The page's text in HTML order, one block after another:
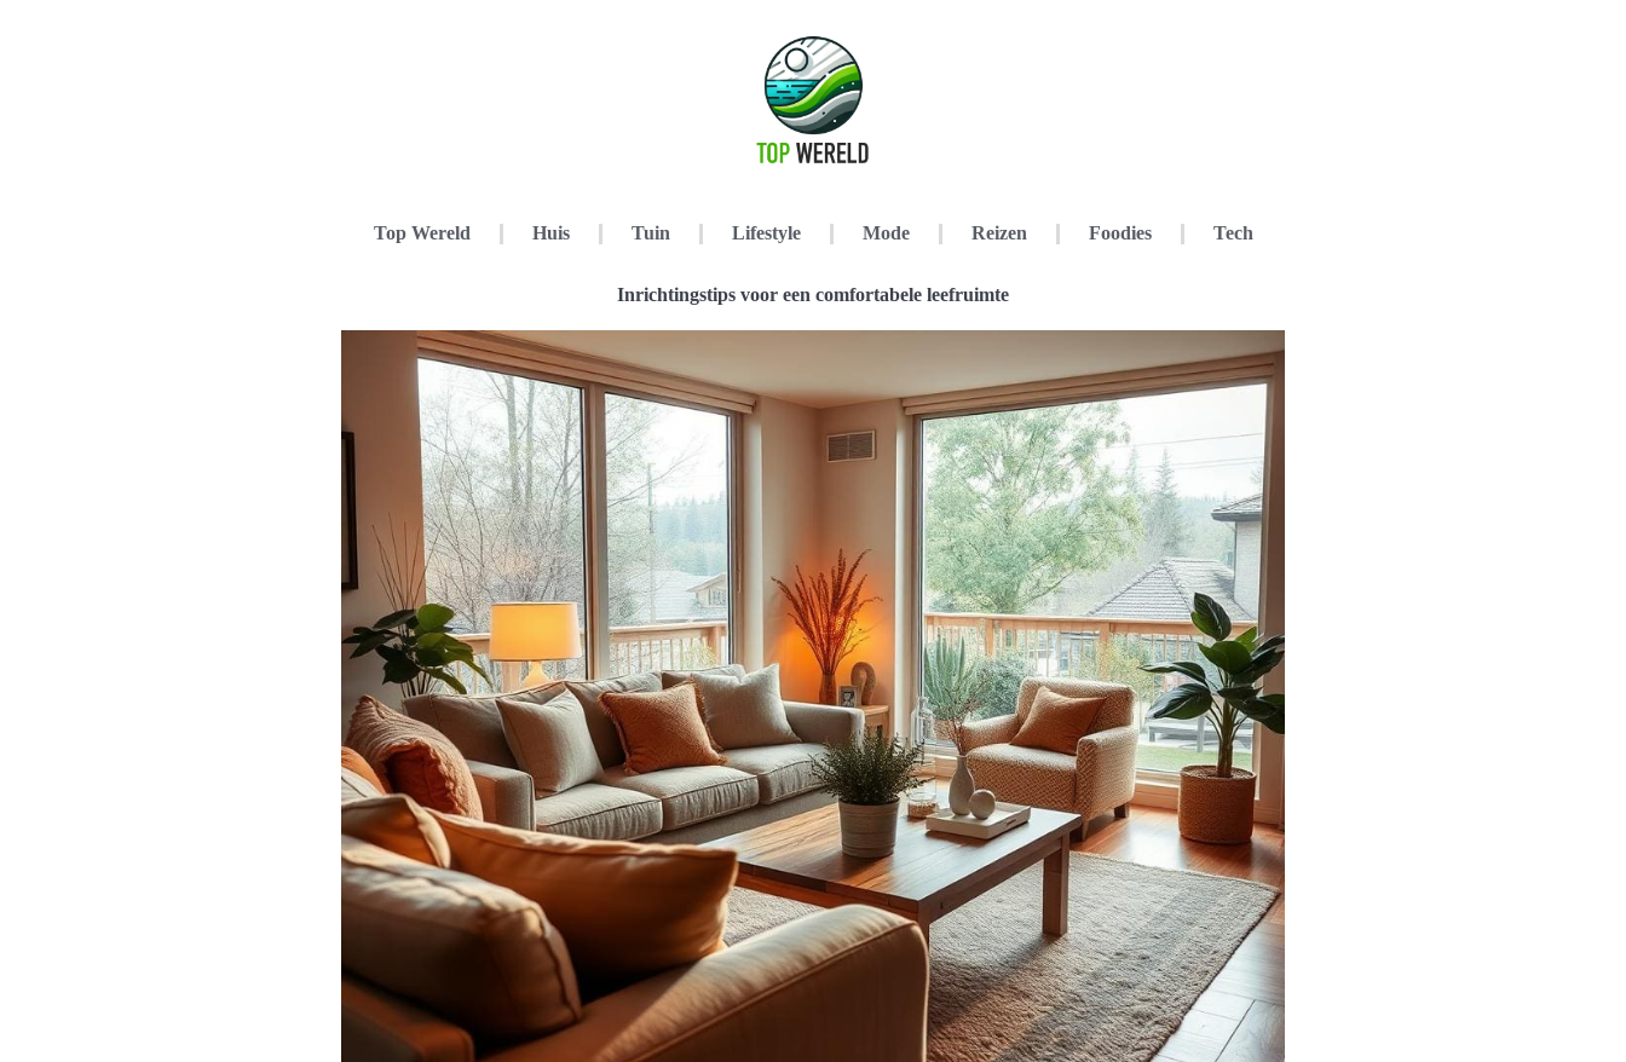
Top Wereld Huis Tuin Lifestyle Mode Reizen Foodies Tech
Inrichtingstips voor een comfortabele leefruimte